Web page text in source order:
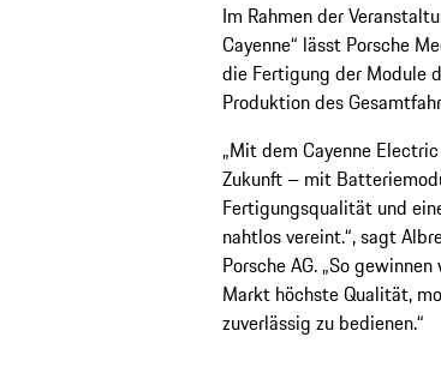
Im Rahmen der
Cayenne“ lässt Porsche
die Fertigung der Module
Produktion des
„Mit dem Cayenne
Zukunft – mit
Fertigungsqualität und
nahtlos vereint.“, sagt
Porsche AG. „So
Markt höchste Qualität,
zuverlässig zu bedienen.“